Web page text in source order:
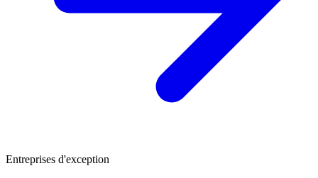
Entreprises d'exception